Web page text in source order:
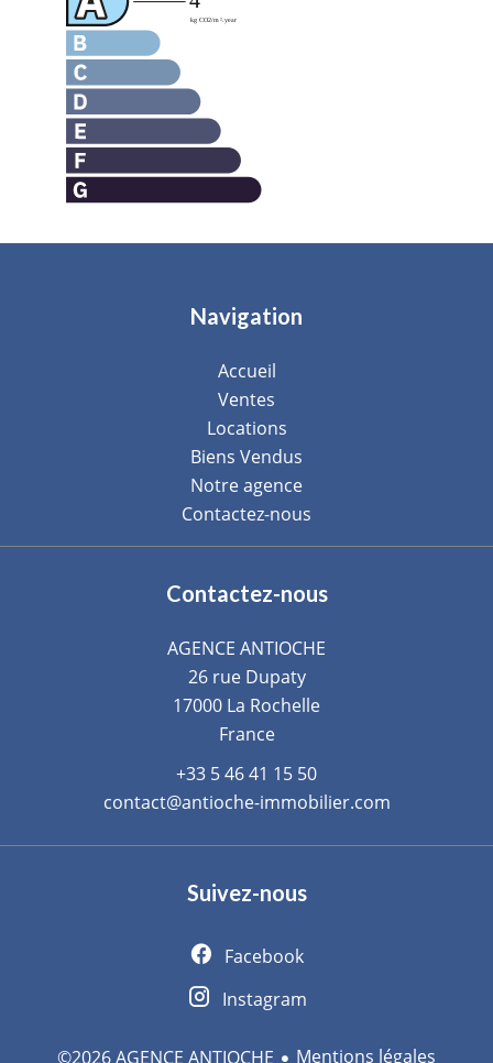
Navigation
Accueil
Ventes
Locations
Biens Vendus
Notre agence
Contactez-nous
Contactez-nous
AGENCE ANTIOCHE
26 rue Dupaty
17000 La Rochelle
France
+33 5 46 41 15 50
contact@antioche-immobilier.com
Suivez-nous
Facebook
Instagram
©2026 AGENCE ANTIOCHE Mentions légales